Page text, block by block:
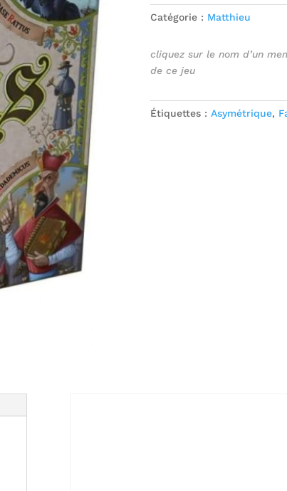
Catégorie : Matthieu
cliquez sur le nom d’un
de ce jeu
Étiquettes : Asymétrique,